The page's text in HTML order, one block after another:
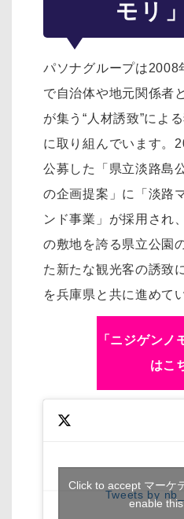
モリ
パソナグループは2008
で自治体や地元関係者
が集う“人材誘致”によ
に取り組んでいます。
公募した「県立淡路島
の企画提案」に「淡路
ンド事業」が採用され
の敷地を誇る県立公園
た新たな観光客の誘致
を兵庫県と共に進めて
「ニジゲンノ
はこ
Tweets by
Click to accept マーケ
enable